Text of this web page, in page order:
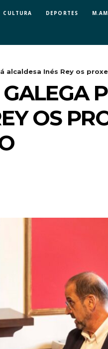
CULTURA DEPORTES
alcaldesa Inés Rey os
OS